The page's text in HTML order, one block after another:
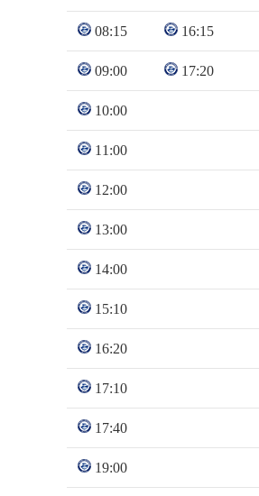
08:15 16:15
09:00 17:20
10:00
11:00
12:00
13:00
14:00
15:10
16:20
17:10
17:40
19:00